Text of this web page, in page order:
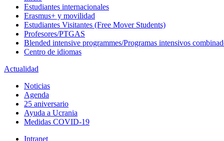
Estudiantes internacionales
Erasmus+ y movilidad
Estudiantes Visitantes (Free Mover Students)
Profesores/PTGAS
Blended intensive programmes/Programas intensivos
Centro de idiomas
Actualidad
Noticias
Agenda
25 aniversario
Ayuda a Ucrania
Medidas COVID-19
Intranet